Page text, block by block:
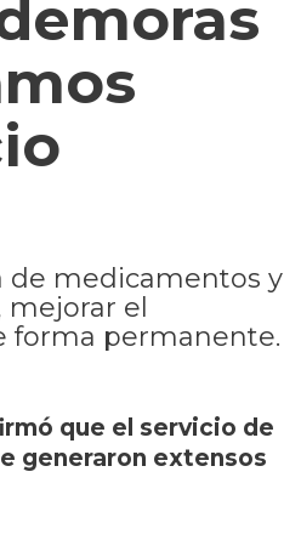
de medicamentos y
el
forma permanente.
que el servicio de
generaron extensos